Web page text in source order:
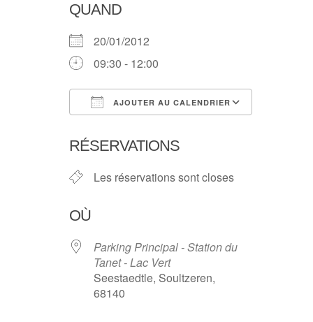
QUAND
20/01/2012
09:30 - 12:00
AJOUTER AU CALENDRIER
RÉSERVATIONS
Les réservations sont closes
OÙ
Parking Principal - Station du
Tanet - Lac Vert
Seestaedtle, Soultzeren,
68140